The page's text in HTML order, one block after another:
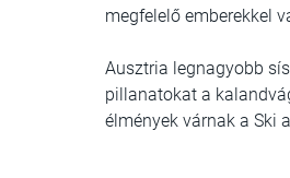
megfelelő emberekkel
Ausztria legnagyobb
pillanatokat a
élmények várnak a Ski